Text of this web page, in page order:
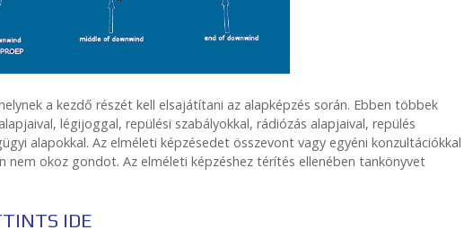
a kezdő részét kell elsajátítani az alapképzés során. Ebben többek
légijoggal, repülési szabályokkal, rádiózás alapjaival, repülés
alapokkal. Az elméleti képzésedet összevont vagy egyéni konzultációkkal
nem okoz gondot. Az elméleti képzéshez térítés ellenében tankönyvet
IDE